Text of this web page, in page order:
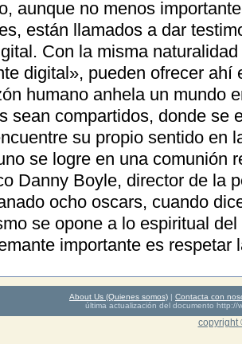
aunque no menos
están llamados a dar
Con la misma
digital», pueden ofrecer ahí
humano anhela un mundo
sean compartidos, donde se
su propio sentido en
se logre en una comunión
Danny Boyle, director de la
ocho oscars, cuando
se opone a lo espiritual
importante es respetar
About Us (Quienes somos) | Contacta con
última actualización del documento http://
copyright